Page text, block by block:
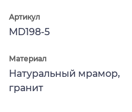
Артикул
MD198-5
Материал
Натуральный мрамор,
гранит